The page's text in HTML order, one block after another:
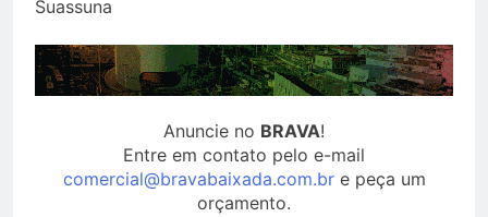
Suassuna
Anuncie no BRAVA!
Entre em contato pelo e-mail
comercial@bravabaixada.com.bre peça um
orçamento.